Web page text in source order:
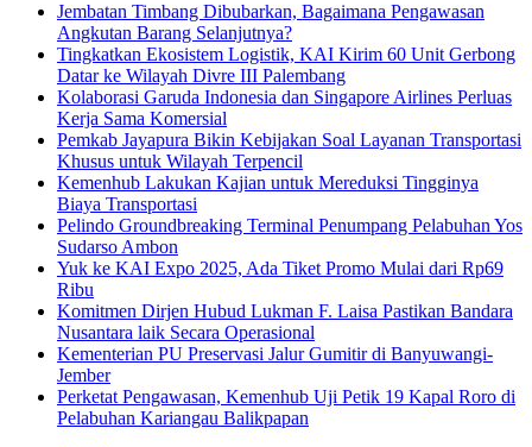
Jembatan Timbang Dibubarkan, Bagaimana Pengawasan
Angkutan Barang Selanjutnya?
Tingkatkan Ekosistem Logistik, KAI Kirim 60 Unit Gerbong
Datar ke Wilayah Divre III Palembang
Kolaborasi Garuda Indonesia dan Singapore Airlines Perluas
Kerja Sama Komersial
Pemkab Jayapura Bikin Kebijakan Soal Layanan Transportasi
Khusus untuk Wilayah Terpencil
Kemenhub Lakukan Kajian untuk Mereduksi Tingginya
Biaya Transportasi
Pelindo Groundbreaking Terminal Penumpang Pelabuhan Yos
Sudarso Ambon
Yuk ke KAI Expo 2025, Ada Tiket Promo Mulai dari Rp69
Ribu
Komitmen Dirjen Hubud Lukman F. Laisa Pastikan Bandara
Nusantara laik Secara Operasional
Kementerian PU Preservasi Jalur Gumitir di Banyuwangi-
Jember
Perketat Pengawasan, Kemenhub Uji Petik 19 Kapal Roro di
Pelabuhan Kariangau Balikpapan